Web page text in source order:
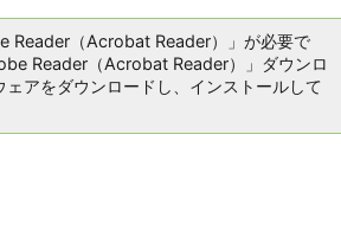
Reader（Acrobat Reader）」が必要で
Reader（Acrobat Reader）」ダウンロ
アをダウンロードし、インストールして